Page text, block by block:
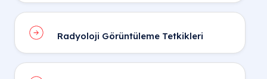
Radyoloji Görüntüleme Tetkikleri